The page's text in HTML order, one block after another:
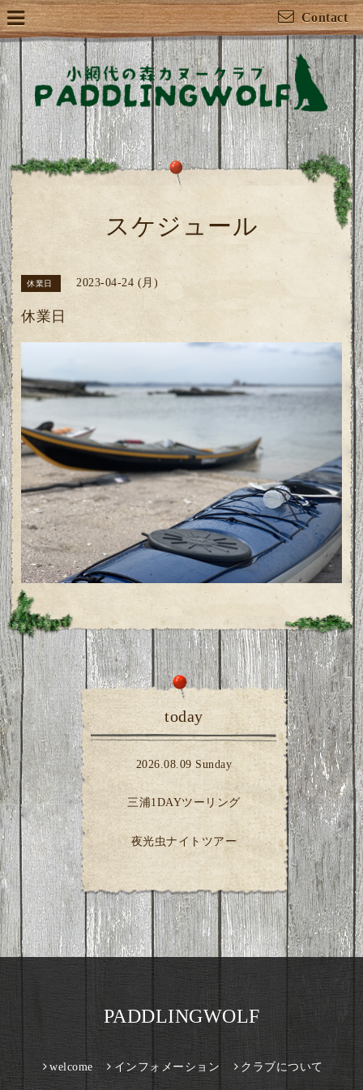
Contact
スケジュール
休業日 2023-04-24 (月)
休業日
today
2026.08.09 Sunday
三浦1DAYツーリング
夜光虫ナイトツアー
PADDLINGWOLF
welcome インフォメーション クラブについて